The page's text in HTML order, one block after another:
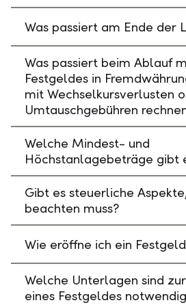
Was passiert am Ende der
Was passiert beim Ablauf
Festgeldes in
mit Wechselkursverlusten
Umtauschgebühren
Welche Mindest- und
Höchstanlagebeträge gibt
Gibt es steuerliche
beachten muss?
Wie eröffne ich ein
Welche Unterlagen sind
eines Festgeldes